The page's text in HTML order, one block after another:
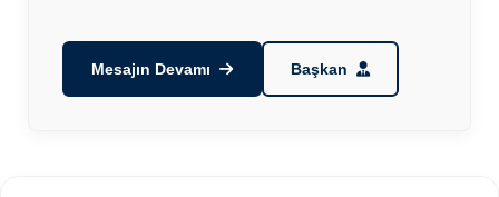
Mesajın Devamı Başkan